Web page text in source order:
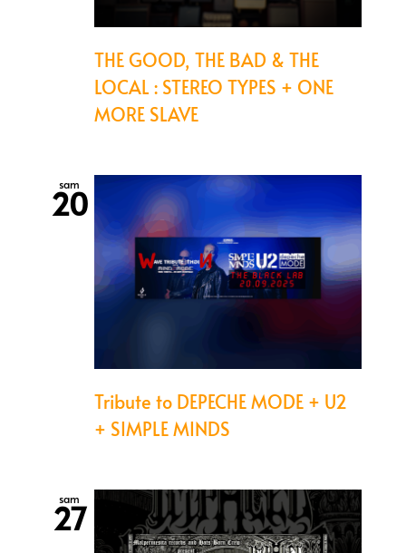
THE GOOD, THE BAD & THE
LOCAL : STEREO TYPES + ONE
MORE SLAVE
sam
20
Tribute to DEPECHE MODE + U2
+ SIMPLE MINDS
sam
27